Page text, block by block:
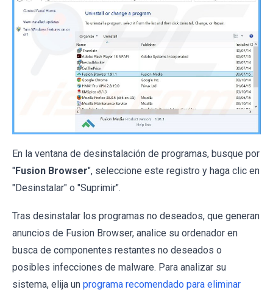
En la ventana de desinstalación de programas, busque por
"Fusion Browser", seleccione este registro y haga clic en
"Desinstalar" o "Suprimir".
Tras desinstalar los programas no deseados, que generan
anuncios de Fusion Browser, analice su ordenador en
busca de componentes restantes no deseados o
posibles infecciones de malware. Para analizar su
sistema, elija un programa recomendado para eliminar